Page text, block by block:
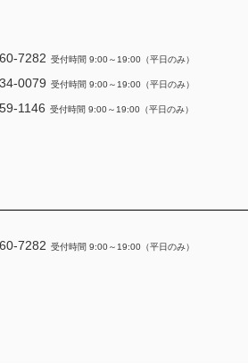
7282 受付時間 9:00～19:00（平日のみ）
0079 受付時間 9:00～19:00（平日のみ）
1146 受付時間 9:00～19:00（平日のみ）
7282 受付時間 9:00～19:00（平日のみ）